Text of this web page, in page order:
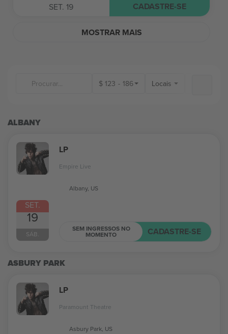
SET. 19 CADASTRE-SE
MOSTRAR MAIS
$ 123 - 186 Locais
ALBANY
SET.
19
SÁB.
LP
Empire Live
Albany, US
SEM INGRESSOS NO
MOMENTO CADASTRE-SE
ASBURY PARK
LP
Paramount Theatre
Asbury Park, US